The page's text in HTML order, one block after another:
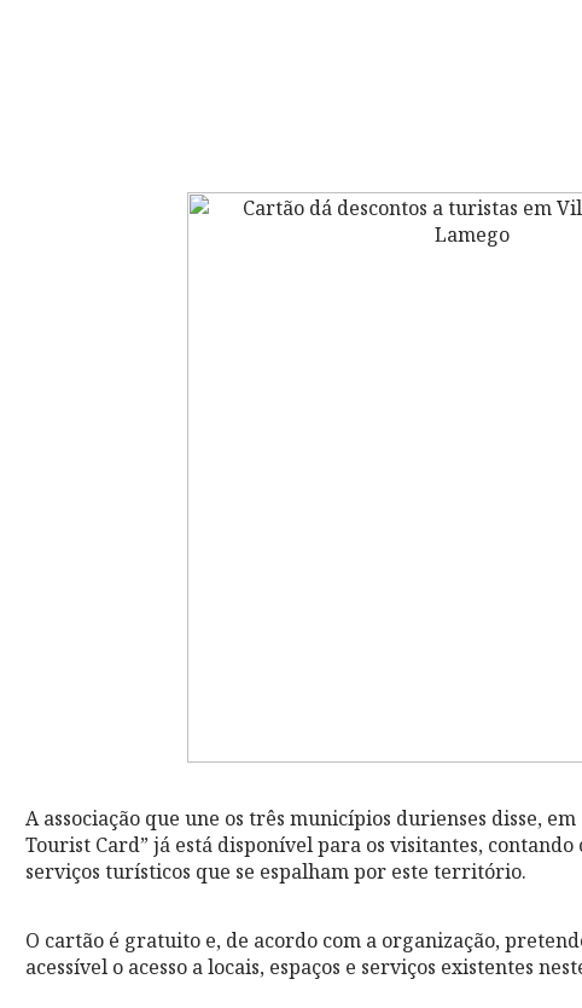
A associação que une os três municípios durienses disse,
Tourist Card” já está disponível para os visitantes, contando
serviços turísticos que se espalham por este território.
O cartão é gratuito e, de acordo com a organização,
acessível o acesso a locais, espaços e serviços existentes